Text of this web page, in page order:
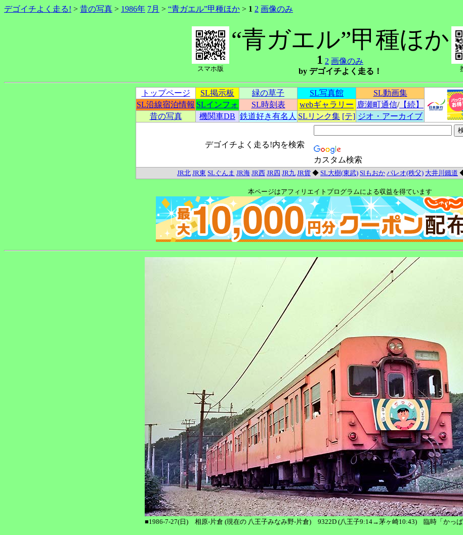
デゴイチよく走る! > 昔の写真 > 1986年 7月 > “青ガエル”甲種ほか > 1 2 画像のみ
スマホ版
“青ガエル”甲種ほか
1 2 画像のみ
by デゴイチよく走る！
トップページ SL掲示板 緑の草子 SL写真館
SL動画集
SL沿線宿泊情報 SLインフォ SL時刻表 webギャラリー 鹿瀬町通信/【続】
昔の写真
機関車DB 鉄道好き有名人 SLリンク集 [テ] ジオ・アーカイブ
デゴイチよく走る!内を検索
カスタム検索
JR北 JR東 SLぐんま JR海 JR西 JR四 JR九 JR貨 ◆ SL大樹(東武) Slもおか パレオ(秩父) 大井川鐵道
本ページはアフィリエイトプログラムによる収益を得ています
■1986-7-27(日) 相原-片倉 (現在の 八王子みなみ野-片倉) 9322D (八王子9:14→茅ヶ崎10:43) 臨時「かっ